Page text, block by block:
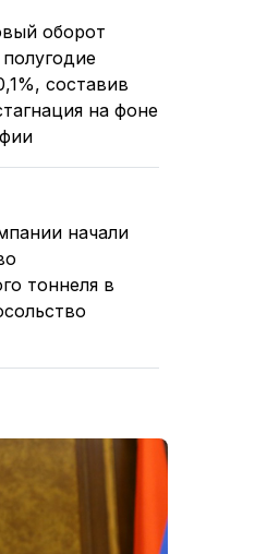
оборот
составив
на фоне
начали
тоннеля в